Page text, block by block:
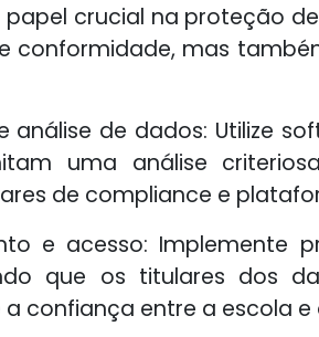
crucial na proteção
conformidade, mas
análise de dados: Utilize
uma análise
de compliance e
e acesso: Implemente
que os titulares dos
confiança entre a escola e